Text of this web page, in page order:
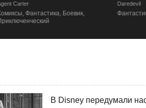
Carter
Фантастика, Боевик,
Daredevil
В Disney передумали